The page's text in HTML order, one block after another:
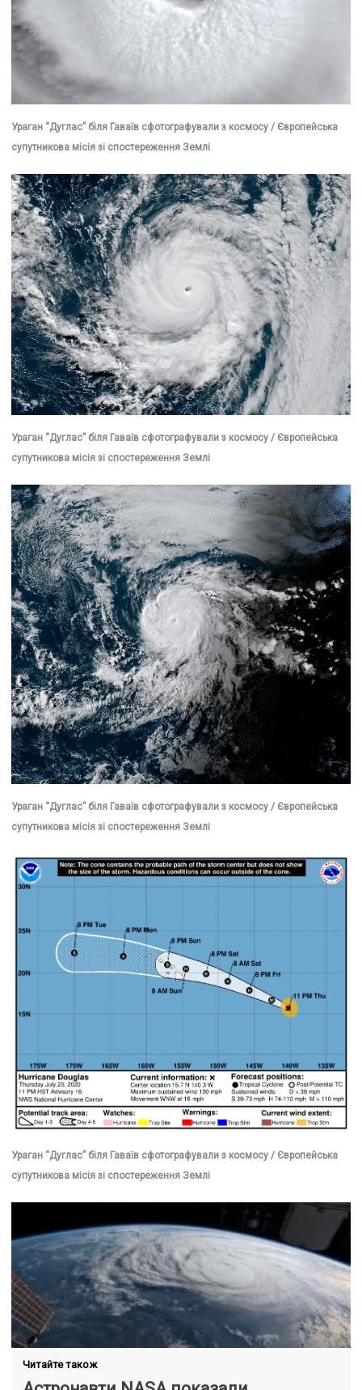
Ураган “Дуглас” біля Гаваїв сфотографували з космосу / Європейська
супутникова місія зі спостереження Землі
Ураган “Дуглас” біля Гаваїв сфотографували з космосу / Європейська
супутникова місія зі спостереження Землі
Ураган “Дуглас” біля Гаваїв сфотографували з космосу / Європейська
супутникова місія зі спостереження Землі
Ураган “Дуглас” біля Гаваїв сфотографували з космосу / Європейська
супутникова місія зі спостереження Землі
Читайте також